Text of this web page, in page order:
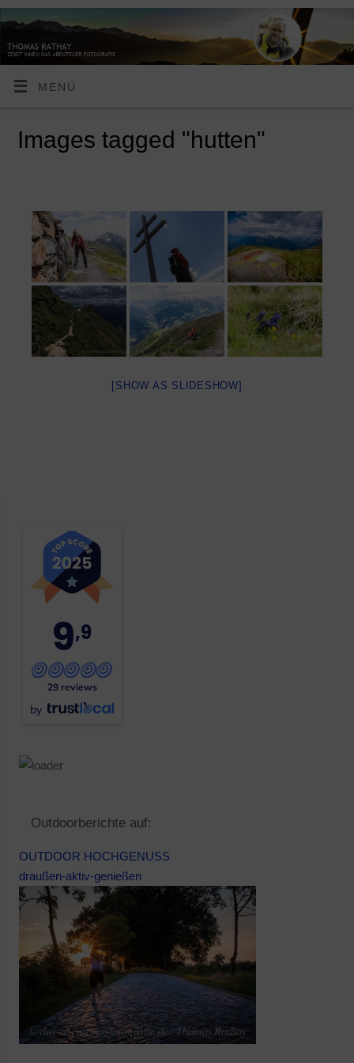
MENÜ
Images tagged "hutten"
[SHOW AS SLIDESHOW]
9,9
29 reviews
by
Outdoorberichte auf:
OUTDOOR HOCHGENUSS
draußen-aktiv-genießen